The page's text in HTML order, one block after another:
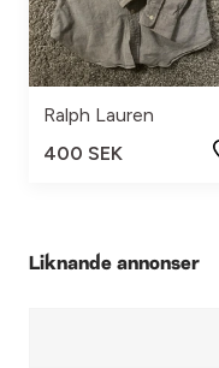
Ralph Lauren
400 SEK
Liknande annonser